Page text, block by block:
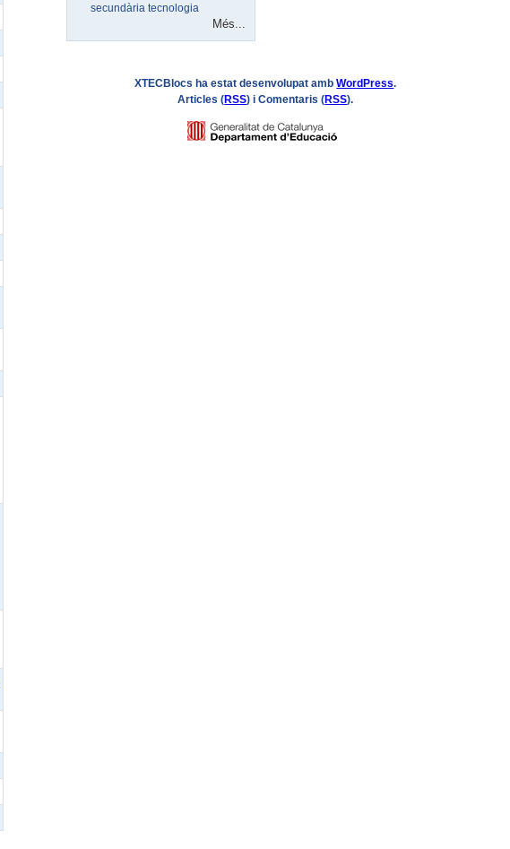
secundàriatecnologia
Més...
XTECBlocs ha estat desenvolupat ambWordPress.
Articles (RSS) i Comentaris (RSS).
Logo GENCAT